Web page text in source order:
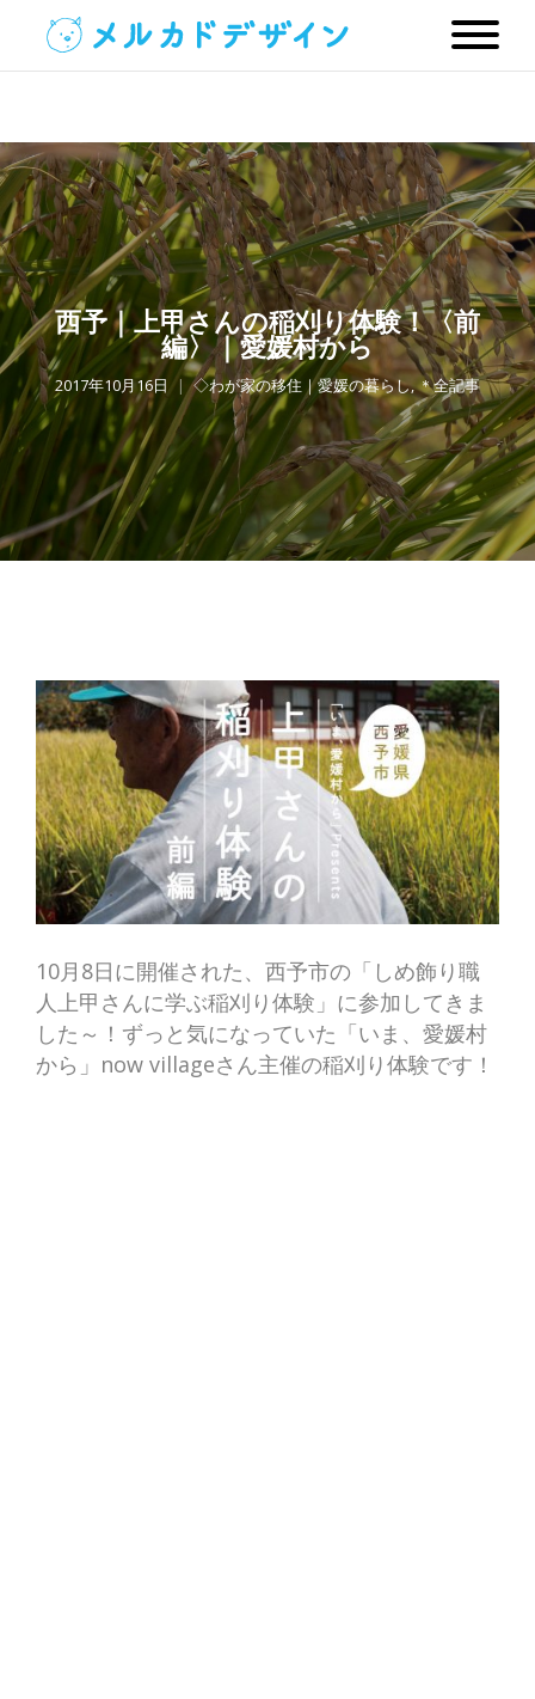
西予｜上甲さんの稲刈り体験！〈前
編〉｜愛媛村から
2017年10月16日 ◇わが家の移住｜愛媛の暮らし,＊全記事
10月8日に開催された、西予市の「しめ飾り職
人上甲さんに学ぶ稲刈り体験」に参加してきま
した～！ずっと気になっていた「いま、愛媛村
から」now villageさん主催の稲刈り体験です！